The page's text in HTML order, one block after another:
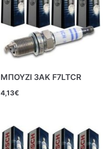
ΜΠΟΥΖΙ 3ΑΚ F7LTCR
4,13€